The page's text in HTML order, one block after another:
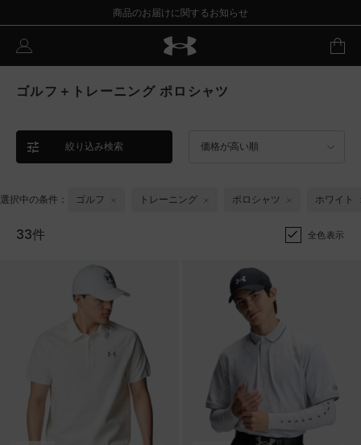
商品のお届けに関するお知らせ
ゴルフ＋トレーニング ポロシャツ
絞り込み検索 価格が高い順
選択中の条件： ゴルフ トレーニング ポロシャツ ホワイト
33件 全色表示